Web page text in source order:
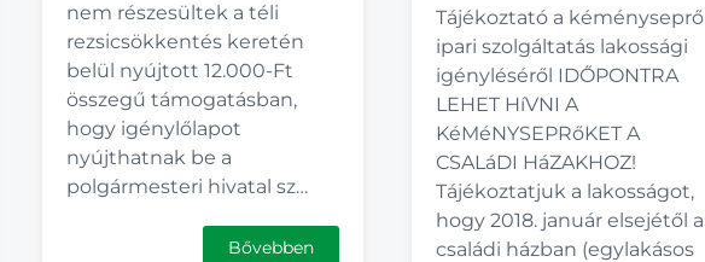
nem részesültek a téli
rezsicsökkentés keretén
belül nyújtott 12.000-Ft
összegű támogatásban,
hogy igénylőlapot
nyújthatnak be a
polgármesteri hivatal sz…
Bővebben
Tájékoztató a kéményseprő
ipari szolgáltatás lakossági
igényléséről IDŐPONTRA
LEHET HíVNI A
KéMéNYSEPRőKET A
CSALáDI HáZAKHOZ!
Tájékoztatjuk a lakosságot,
hogy 2018. január elsejétől a
családi házban (egylakásos